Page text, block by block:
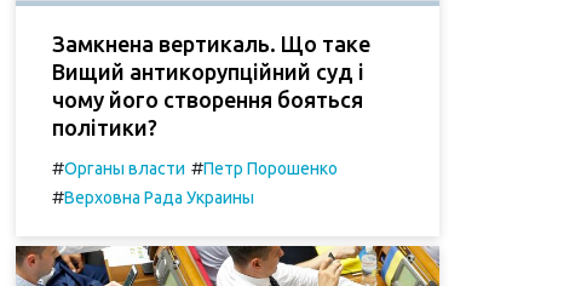
Замкнена вертикаль. Що таке
Вищий антикорупційний суд і
чому його створення бояться
політики?
#Органы власти #Петр Порошенко
#Верховна Рада Украины